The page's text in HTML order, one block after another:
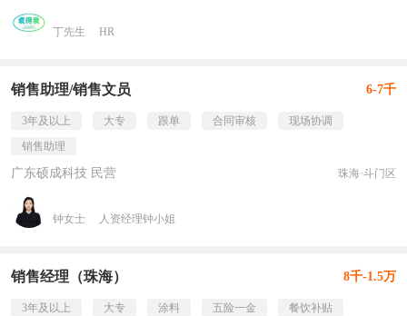
丁先生 HR
销售助理/销售文员 6-7千
3年及以上 大专 跟单 合同审核
现场协调
销售助理
广东硕成科技 民营 珠海·斗门区
钟女士 人资经理钟小姐
销售经理（珠海） 8千-1.5万
3年及以上 大专 涂料 五险一金
餐饮补贴